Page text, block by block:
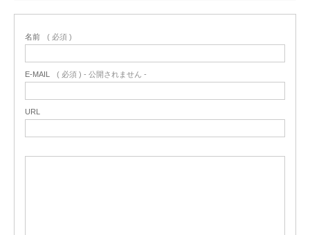
名前 ( 必須 )
E-MAIL ( 必須 ) - 公開されません -
URL